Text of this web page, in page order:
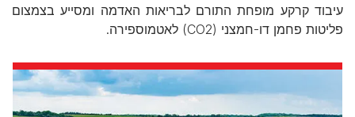
עיבוד קרקע מופחת התורם לבריאות האדמה ומסייע בצמצום
פליטות פחמן דו-חמצני (CO2) לאטמוספירה.